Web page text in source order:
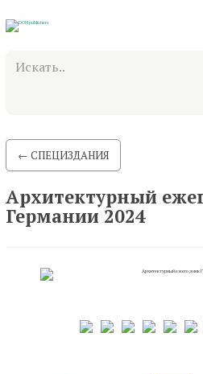
← СПЕЦИЗДАНИЯ
Архитектурный
Германии 2024